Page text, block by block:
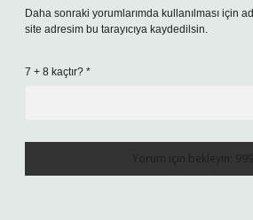
Daha sonraki yorumlarımda kullanılması için
site adresim bu tarayıcıya kaydedilsin.
7 + 8 kaçtır? *